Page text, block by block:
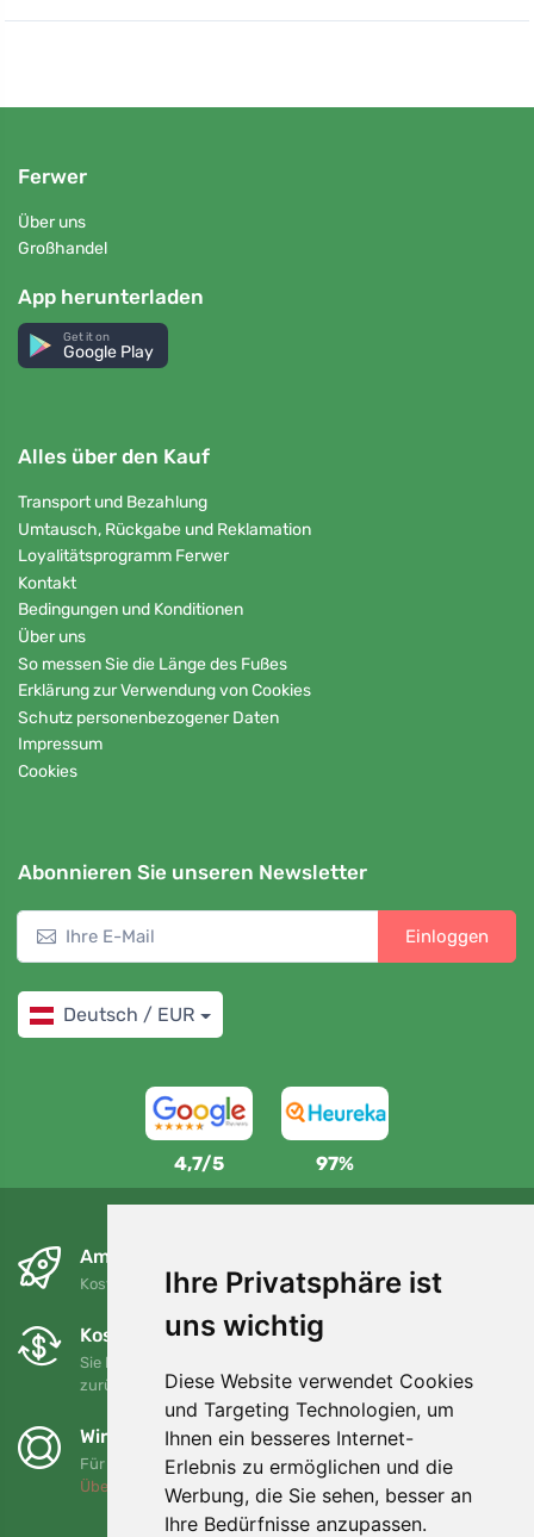
Ihre Privatsphäre ist
uns wichtig
Diese Website verwendet Cookies
und Targeting Technologien, um
Ihnen ein besseres Internet-
Erlebnis zu ermöglichen und die
Werbung, die Sie sehen, besser an
Ihre Bedürfnisse anzupassen.
Ferwer
Über uns
Großhandel
App herunterladen
Get it on
Google Play
Alles über den Kauf
Transport und Bezahlung
Umtausch, Rückgabe und Reklamation
Loyalitätsprogramm Ferwer
Kontakt
Bedingungen und Konditionen
Über uns
So messen Sie die Länge des Fußes
Erklärung zur Verwendung von Cookies
Schutz personenbezogener Daten
Impressum
Cookies
Abonnieren Sie unseren Newsletter
Einloggen
Deutsch / EUR
4,7/5 97%
Am nächsten Tag und kostenlos
Kostenloser Versand für Bestellungen über 80 EUR
Kostenloser Umtausch und Rückgabe
Sie können Ihre Bestellung jederzeit innerhalb von 90 Tagen
zurückgeben oder umtauschen.
Wir unterstützen Trees.org
Für jede Bestellung pflanzen wir einen Baum! Mehr lesen
Über uns